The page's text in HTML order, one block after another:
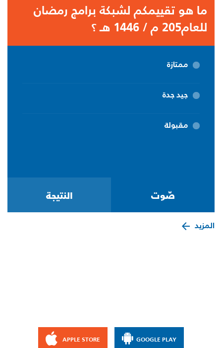
ما هو تقييمكم لشبكة برامج رمضان
للعام205 م / 1446 هـ ؟
ممتازة
جيد جدة
مقبولة
المزيد
GOOGLE PLAY
APPLE STORE